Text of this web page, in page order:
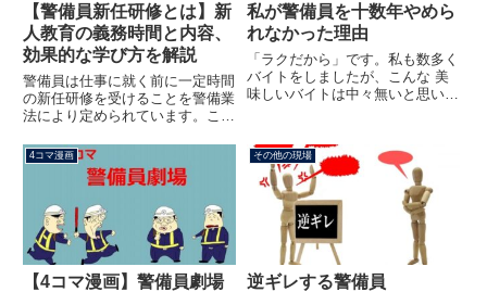
【警備員新任研修とは】新
人教育の義務時間と内容、
効果的な学び方を解説
警備員は仕事に就く前に一定時間
の新任研修を受けることを警備業
法により定められています。これ
ますので、もし一切研修せずに明
日から現場で働くように言われた
なら警備業法違反です。訴えまし
ょう。この記事を読んでわかる
こ...
私が警備員を十数年やめら
れなかった理由
「ラクだから」です。私も数多く
バイトをしましたが、こんな 美
味しいバイトは中々無いと思いま
が警備員をやめられなかった理由
は、早く帰れる可能性が高い雨が
降るとお休み立ってるだけ困っ
た...
4コマ漫画
【4コマ漫画】警備員劇場
その他の現場
逆ギレする警備員